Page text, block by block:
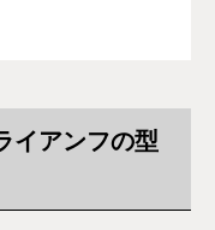
イアンフの型